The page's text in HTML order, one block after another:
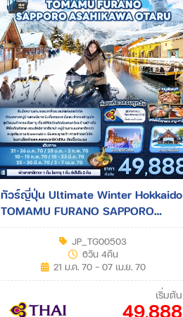
ทัวร์ญี่ปุ่น Ultimate Winter Hokkaido
TOMAMU FURANO SAPPORO
ASAHIKAWA OTARU 6วัน 4คืน (TG)
JP_TG00503
6วัน 4คืน
21 ม.ค. 70 - 07 เม.ย. 70
เริ่มต้น
49,888